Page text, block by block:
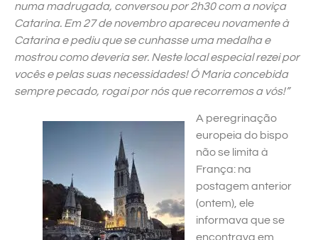
numa madrugada, conversou por 2h30 com a noviça
Catarina. Em 27 de novembro apareceu novamente à
Catarina e pediu que se cunhasse uma medalha e
mostrou como deveria ser. Neste local especial rezei por
vocês e pelas suas necessidades! Ó Maria concebida
sempre pecado, rogai por nós que recorremos a vós!”
A peregrinação
europeia do bispo
não se limita à
França: na
postagem anterior
(ontem), ele
informava que se
encontrava em